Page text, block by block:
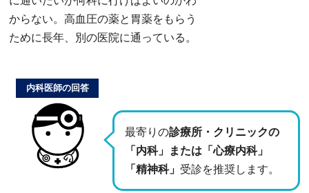
からない。高血圧の薬と胃薬をもらう
ために長年、別の医院に通っている。
最寄りの診療所・クリニックの
「内科」または「心療内科」
「精神科」 受診を推奨します。
内科医師の回答